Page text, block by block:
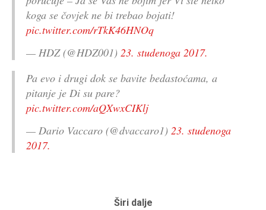
koga se čovjek ne bi trebao bojati!
pic.twitter.com/rTkK46HNOq
— HDZ (@HDZ001) 23. studenoga 2017.
Pa evo i drugi dok se bavite bedastoćama, a
pitanje je Di su pare?
pic.twitter.com/aQXwxCIKlj
— Dario Vaccaro (@dvaccaro1) 23. studenoga
2017.
Širi dalje